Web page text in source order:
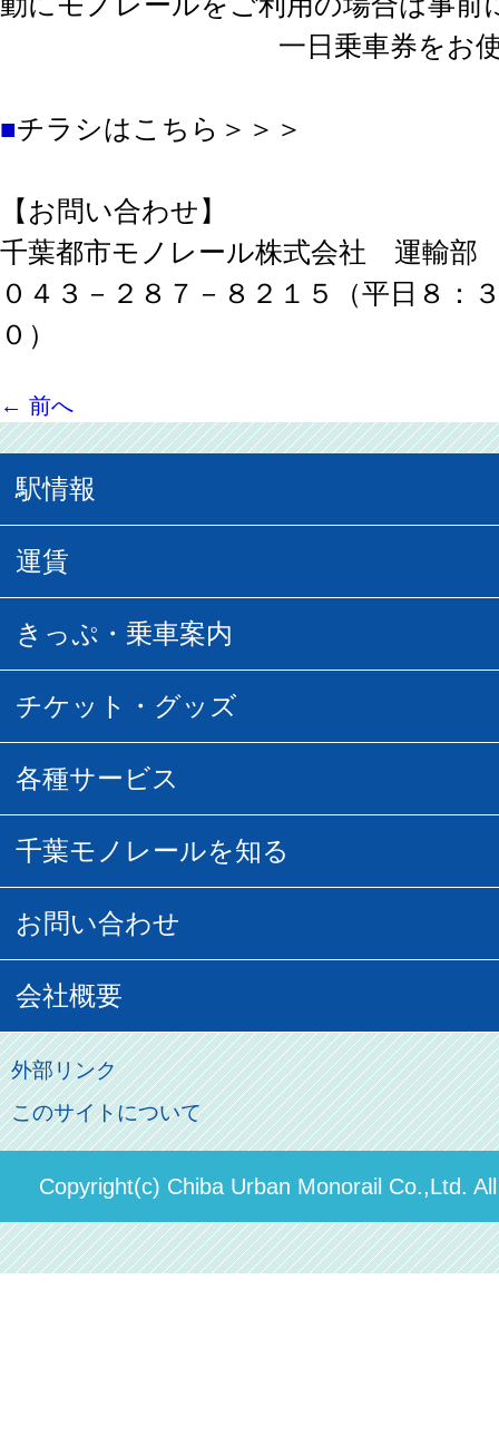
一日乗車券をお使いく
■チラシはこちら＞＞＞
【お問い合わせ】
千葉都市モノレール株式会社 運輸部
０４３－２８７－８２１５（平日８：
０）
← 前へ
駅情報
駅情報
所要時間
空の散歩道
URBAN FLYER時刻表
運賃
普通運賃
団体乗車
貸切列車
きっぷ・乗車案内
乗車券の種類
フリーきっぷ
記念切符
割引制度
その他のご案内
パスモのご案内
チケット・グッズ
駅窓口販売チケット
葭川となみグッズ
初音ミクグッズ
俺の妹。
各種サービス
モノちゃんトラベル
広告募集
直営駐車場パーク＆ライド
ステーションギャラリー
駅構内出店者様募集
千葉モノレールを知る
営業距離世界最長
モノちゃん
お問い合わせ
お客様の声
よくあるご質問
お問い合わせ先
会社概要
会社概要
社長ごあいさつ
決算概要
輸送人員の推移（PDF）
外部リンク
このサイトについて
Copyright(c) Chiba Urban Monorail Co.,Ltd.